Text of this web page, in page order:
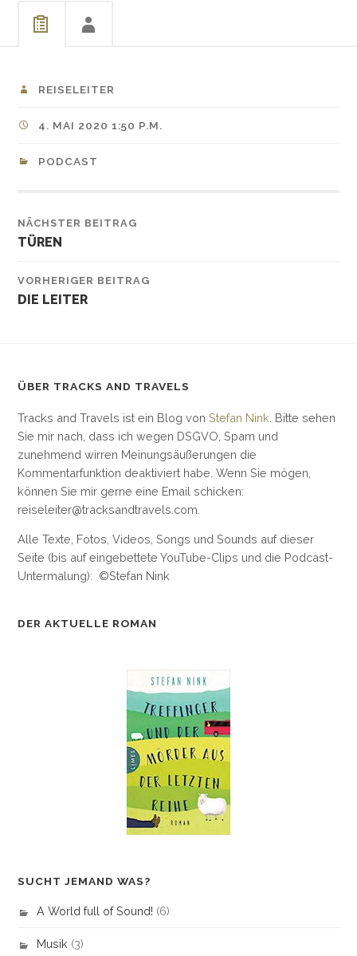
REISELEITER
4. MAI 2020 1:50 P.M.
PODCAST
NÄCHSTER BEITRAG
TÜREN
VORHERIGER BEITRAG
DIE LEITER
ÜBER TRACKS AND TRAVELS
Tracks and Travels ist ein Blog vonStefan Nink . Bitte sehen
Sie mir nach, dass ich wegen DSGVO, Spam und
zunehmend wirren Meinungsäußerungen die
Kommentarfunktion deaktiviert habe. Wenn Sie mögen,
können Sie mir gerne eine Email schicken:
reiseleiter@tracksandtravels.com.
Alle Texte, Fotos, Videos, Songs und Sounds auf dieser
Seite (bis auf eingebettete YouTube-Clips und die Podcast-
Untermalung): ©Stefan Nink
DER AKTUELLE ROMAN
SUCHT JEMAND WAS?
A World full of Sound! (6)
Musik (3)